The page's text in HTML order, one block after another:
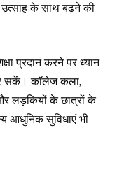
के साथ बढ़ने की
प्रदान करने पर ध्यान
सकें। कॉलेज कला,
और लड़कियों के छात्रों के
आधुनिक सुविधाएं भी